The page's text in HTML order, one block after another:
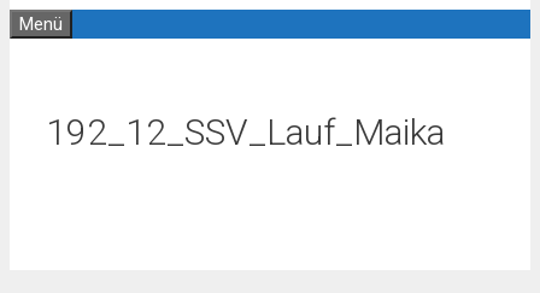
Menü
192_12_SSV_Lauf_Maika